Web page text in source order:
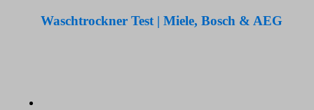
Waschtrockner Test | Miele, Bosch & AEG